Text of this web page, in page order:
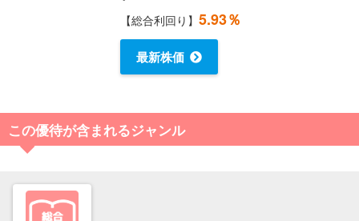
【総合利回り】5.93％
最新株価
この優待が含まれるジャンル